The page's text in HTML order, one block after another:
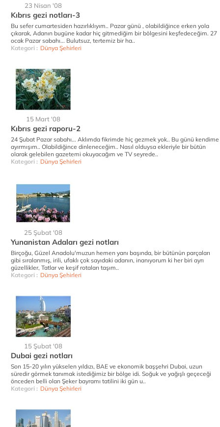
23 Nisan '08
Kıbrıs gezi notları-3
Bu sefer cumartesiden hazırlıklıyım.. Pazar günü , olabildiğince erken yola
çıkarak, Adanın bugüne kadar hiç gitmediğim bir bölgesini keşfedeceğim. 27
ocak Pazar sabahı... Bulutsuz, tertemiz bir ha..
Kategori : Dünya Şehirleri
15 Mart '08
Kıbrıs gezi raporu-2
24 Şubat Pazar sabahı... Aklımda fikrimde hiç gezmek yok.. Bu günü kendime
ayırmışım.. Olabildiğince dinleneceğim.. Nasıl olduysa ekleriyle bir bütün
olarak gelebilen gazetemi okuyacağım ve TV seyrede..
Kategori : Dünya Şehirleri
25 Şubat '08
Yunanistan Adaları gezi notları
Birçoğu, Güzel Anadolu'muzun hemen yanı başında, bir bütünün parçaları
gibi sıralanmış, irili, ufaklı çok sayıdaki adanın, inanıyorum ki her biri ayrı
güzellikler, Tatlar ve keşif rotaları taşım..
Kategori : Dünya Şehirleri
15 Şubat '08
Dubai gezi notları
Son 15-20 yılın yükselen yıldızı, BAE ve ekonomik başşehri Dubai, uzun
süredir görmek tanımak istediğimiz bir bölge idi. Soğuk ve yağışlı geçeceği
önceden belli olan Şeker bayramı tatilini iki gün u..
Kategori : Dünya Şehirleri